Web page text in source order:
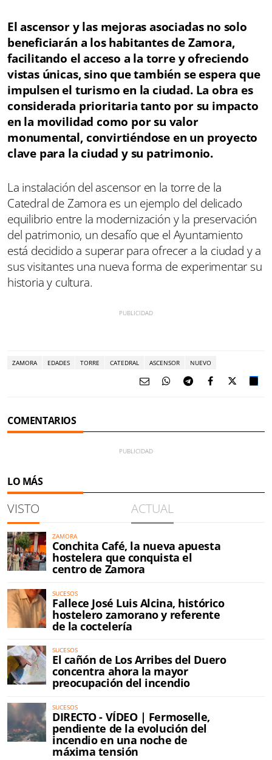
El ascensor y las mejoras asociadas no solo
beneficiarán a los habitantes de Zamora,
facilitando el acceso a la torre y ofreciendo
vistas únicas, sino que también se espera que
impulsen el turismo en la ciudad. La obra es
considerada prioritaria tanto por su impacto
en la movilidad como por su valor
monumental, convirtiéndose en un proyecto
clave para la ciudad y su patrimonio.
La instalación del ascensor en la torre de la
Catedral de Zamora es un ejemplo del delicado
equilibrio entre la modernización y la preservación
del patrimonio, un desafío que el Ayuntamiento
está decidido a superar para ofrecer a la ciudad y a
sus visitantes una nueva forma de experimentar su
historia y cultura.
ZAMORA EDADES TORRE CATEDRAL ASCENSOR NUEVO
COMENTARIOS
LO MÁS
VISTO ACTUAL
ZAMORA
Conchita Café, la nueva apuesta
hostelera que conquista el
centro de Zamora
SUCESOS
Fallece José Luis Alcina, histórico
hostelero zamorano y referente
de la coctelería
SUCESOS
El cañón de Los Arribes del Duero
concentra ahora la mayor
preocupación del incendio
SUCESOS
DIRECTO - VÍDEO | Fermoselle,
pendiente de la evolución del
incendio en una noche de
máxima tensión